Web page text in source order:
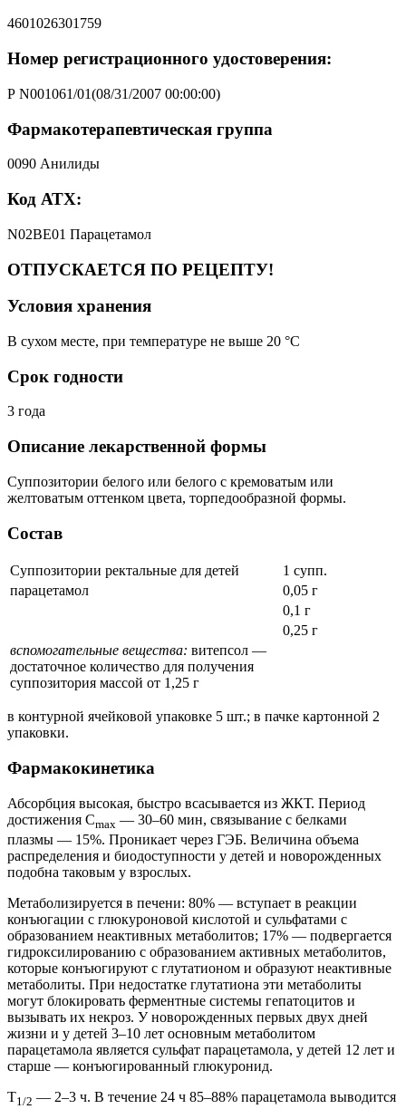
4601026301759
Номер регистрационного удостоверения:
Р N001061/01(08/31/2007 00:00:00)
Фармакотерапевтическая группа
0090 Анилиды
Код АТХ:
N02BE01 Парацетамол
ОТПУСКАЕТСЯ ПО РЕЦЕПТУ!
Условия хранения
В сухом месте, при температуре не выше 20 °C
Срок годности
3 года
Описание лекарственной формы
Суппозитории белого или белого с кремоватым или
желтоватым оттенком цвета, торпедообразной формы.
Состав
Суппозитории ректальные для детей
1 супп.
парацетамол
0,05 г
0,1 г
0,25 г
вспомогательные вещества: витепсол —
достаточное количество для получения
суппозитория массой от 1,25 г
в контурной ячейковой упаковке 5 шт.; в пачке картонной 2
упаковки.
Фармакокинетика
Абсорбция высокая, быстро всасывается из ЖКТ. Период
достижения Cmax — 30–60 мин, связывание с белками
плазмы — 15%. Проникает через ГЭБ. Величина объема
распределения и биодоступности у детей и новорожденных
подобна таковым у взрослых.
Метаболизируется в печени: 80% — вступает в реакции
конъюгации с глюкуроновой кислотой и сульфатами с
образованием неактивных метаболитов; 17% — подвергается
гидроксилированию с образованием активных метаболитов,
которые конъюгируют с глутатионом и образуют неактивные
метаболиты. При недостатке глутатиона эти метаболиты
могут блокировать ферментные системы гепатоцитов и
вызывать их некроз. У новорожденных первых двух дней
жизни и у детей 3–10 лет основным метаболитом
парацетамола является сульфат парацетамола, у детей 12 лет и
старше — конъюгированный глюкуронид.
T1/2 — 2–3 ч. В течение 24 ч 85–88% парацетамола выводится